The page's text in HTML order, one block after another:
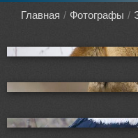
Главная Фотографы